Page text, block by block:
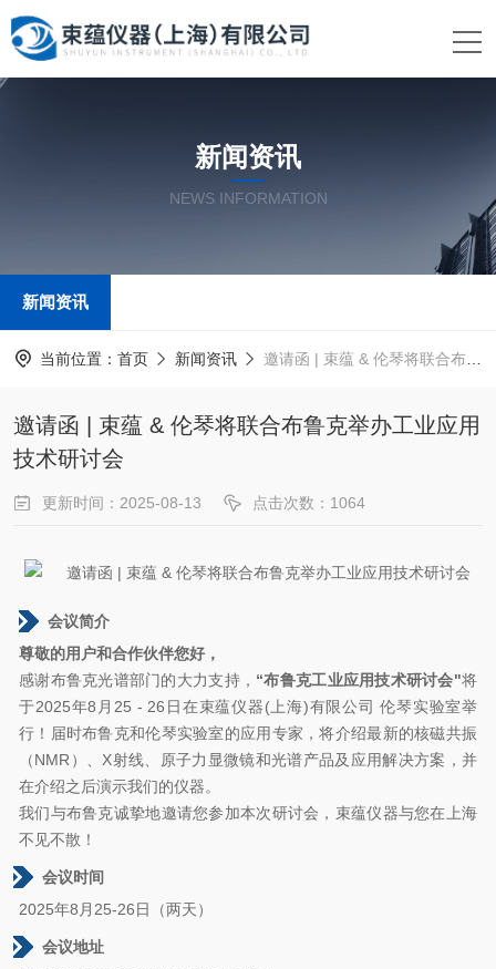
新闻资讯
NEWS INFORMATION
新闻资讯
当前位置： 首页 新闻资讯 邀请函 | 束蕴 & 伦琴将联合布鲁克举办工业应用技术研讨会
邀请函 | 束蕴 & 伦琴将联合布鲁克举办工业应用
技术研讨会
更新时间：2025-08-13 点击次数：1064
会议简介
尊敬的用户和合作伙伴您好，
感谢布鲁克光谱部门的大力支持， “布鲁克工业应用技术研讨会"将
于2025年8月25 - 26日在束蕴仪器(上海)有限公司 伦琴实验室举
行！届时布鲁克和伦琴实验室的应用专家，将介绍最新的核磁共振
（NMR）、X射线、原子力显微镜和光谱产品及应用解决方案，并
在介绍之后演示我们的仪器。
我们与布鲁克诚挚地邀请您参加本次研讨会，束蕴仪器与您在上海
不见不散！
会议时间
2025年8月25-26日（两天）
会议地址